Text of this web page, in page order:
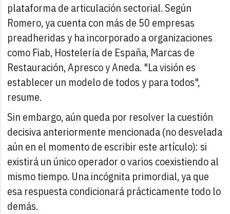
plataforma de articulación sectorial. Según
Romero, ya cuenta con más de 50 empresas
preadheridas y ha incorporado a organizaciones
como Fiab, Hostelería de España, Marcas de
Restauración, Apresco y Aneda. "La visión es
establecer un modelo de todos y para todos",
resume.
Sin embargo, aún queda por resolver la cuestión
decisiva anteriormente mencionada (no desvelada
aún en el momento de escribir este artículo): si
existirá un único operador o varios coexistiendo al
mismo tiempo. Una incógnita primordial, ya que
esa respuesta condicionará prácticamente todo lo
demás.